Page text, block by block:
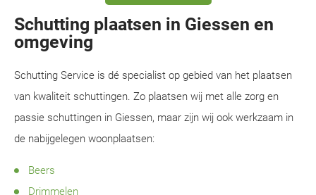
Schutting plaatsen in Giessen en
omgeving
Schutting Service is dé specialist op gebied van het plaatsen
van kwaliteit schuttingen. Zo plaatsen wij met alle zorg en
passie schuttingen in Giessen, maar zijn wij ook werkzaam in
de nabijgelegen woonplaatsen:
Beers
Drimmelen